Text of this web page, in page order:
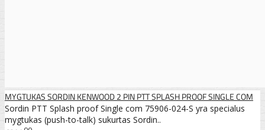
MYGTUKAS SORDIN KENWOOD 2 PIN PTT SPLASH PROOF SINGLE COM
Sordin PTT Splash proof Single com 75906-024-S yra specialus
mygtukas (push-to-talk) sukurtas Sordin..